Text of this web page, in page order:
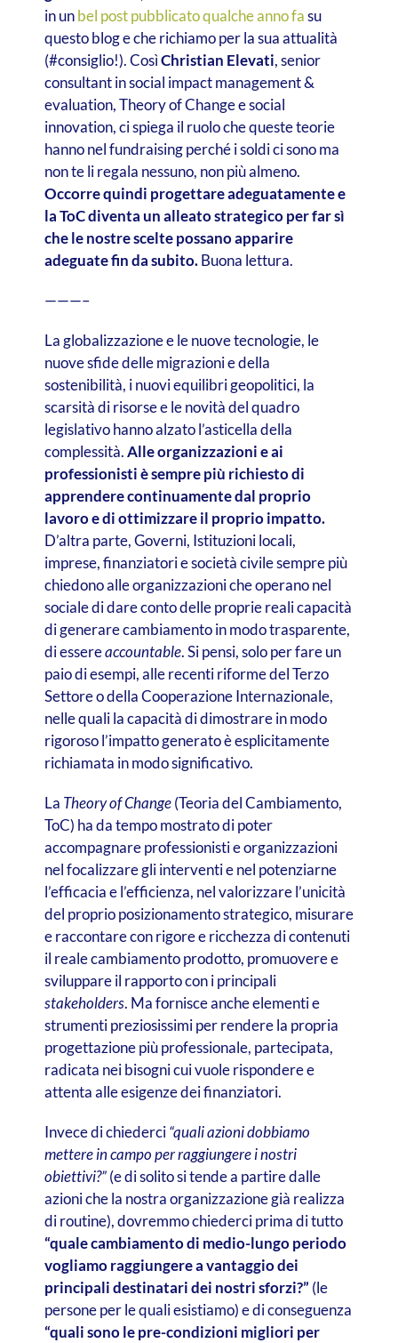
in unbel post pubblicato qualche anno fasu
questo blog e che richiamo per la sua attualità
(#consiglio!). CosìChristian Elevati, senior
consultant in social impact management &
evaluation, Theory of Change e social
innovation, ci spiega il ruolo che queste teorie
hanno nel fundraising perché i soldi ci sono ma
non te li regala nessuno, non più almeno.
Occorre quindi progettare adeguatamente e
la ToC diventa un alleato strategico per far sì
che le nostre scelte possano apparire
adeguate fin da subito.Buona lettura.
———–
La globalizzazione e le nuove tecnologie, le
nuove sfide delle migrazioni e della
sostenibilità, i nuovi equilibri geopolitici, la
scarsità di risorse e le novità del quadro
legislativo hanno alzato l’asticella della
complessità.Alle organizzazioni e ai
professionisti è sempre più richiesto di
apprendere continuamente dal proprio
lavoro e di ottimizzare il proprio impatto.
D’altra parte, Governi, Istituzioni locali,
imprese, finanziatori e società civile sempre più
chiedono alle organizzazioni che operano nel
sociale di dare conto delle proprie reali capacità
di generare cambiamento in modo trasparente,
di essereaccountable. Si pensi, solo per fare un
paio di esempi, alle recenti riforme del Terzo
Settore o della Cooperazione Internazionale,
nelle quali la capacità di dimostrare in modo
rigoroso l’impatto generato è esplicitamente
richiamata in modo significativo.
La Theory of Change(Teoria del Cambiamento,
ToC) ha da tempo mostrato di poter
accompagnare professionisti e organizzazioni
nel focalizzare gli interventi e nel potenziarne
l’efficacia e l’efficienza, nel valorizzare l’unicità
del proprio posizionamento strategico, misurare
e raccontare con rigore e ricchezza di contenuti
il reale cambiamento prodotto, promuovere e
sviluppare il rapporto con i principali
stakeholders. Ma fornisce anche elementi e
strumenti preziosissimi per rendere la propria
progettazione più professionale, partecipata,
radicata nei bisogni cui vuole rispondere e
attenta alle esigenze dei finanziatori.
Invece di chiederci“quali azioni dobbiamo
mettere in campo per raggiungere i nostri
obiettivi?”(e di solito si tende a partire dalle
azioni che la nostra organizzazione già realizza
di routine), dovremmo chiederci prima di tutto
“quale cambiamento di medio-lungo periodo
vogliamo raggiungere a vantaggio dei
principali destinatari dei nostri sforzi?” (le
persone per le quali esistiamo) e di conseguenza
“quali sono le pre-condizioni migliori per